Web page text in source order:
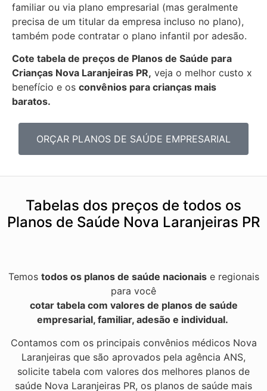
familiar ou via plano empresarial (mas geralmente
precisa de um titular da empresa incluso no plano),
também pode contratar o plano infantil por adesão.
Cote tabela de preços de Planos de Saúde para
Crianças Nova Laranjeiras PR, veja o melhor custo x
benefício e os convênios para crianças mais
baratos.
ORÇAR PLANOS DE SAÚDE EMPRESARIAL
Tabelas dos preços de todos os
Planos de Saúde Nova Laranjeiras PR
Temos todos os planos de saúde nacionaise regionais
para você
cotar tabela com valores de planos de saúde
empresarial, familiar, adesão e individual.
Contamos com os principais convênios médicos Nova
Laranjeiras que são aprovados pela agência ANS,
solicite tabela com valores dos melhores planos de
saúde Nova Laranjeiras PR, os planos de saúde mais